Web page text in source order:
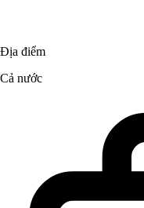
Địa điểm
Cả nước